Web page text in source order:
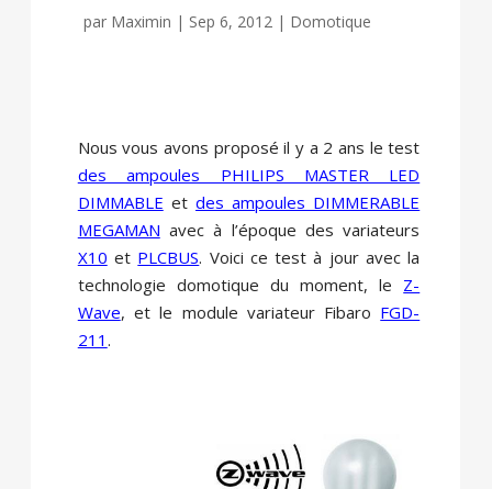
par Maximin | Sep 6, 2012| Domotique
Nous vous avons proposé il y a 2 ans le test
des ampoules PHILIPS MASTER LED
DIMMABLE et des ampoules DIMMERABLE
MEGAMAN avec à l’époque des variateurs
X10 et PLCBUS. Voici ce test à jour avec la
technologie domotique du moment, le Z-
Wave, et le module variateur Fibaro FGD-
211 .